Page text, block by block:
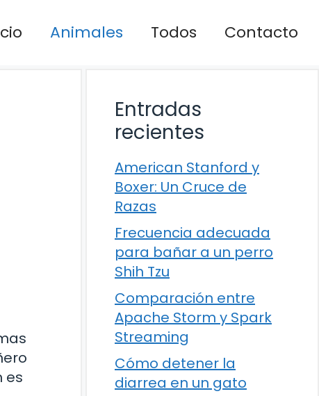
Animales Todos Contacto
es
Entradas
recientes
American Stanford y
Boxer: Un Cruce de
Razas
Frecuencia adecuada
para bañar a un perro
Shih Tzu
Comparación entre
Apache Storm y Spark
Streaming
Cómo detener la
diarrea en un gato